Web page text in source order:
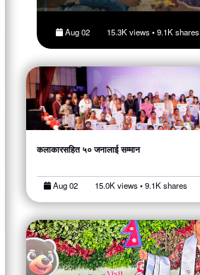
Aug 02 15.3K views • 9.1K shares
कलाकारसहित ५० जनालाई सम्मान
Aug 02 15.0K views • 9.1K shares